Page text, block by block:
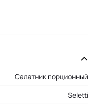
Салатник порционный
Seletti